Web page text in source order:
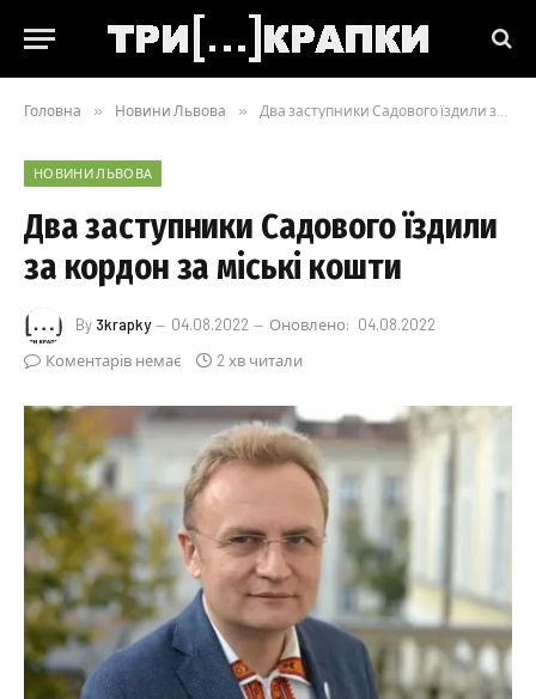
Головна » Новини Львова » Два заступники Садового їздили за кордон за міські кошти
НОВИНИ ЛЬВОВА
Два заступники Садового їздили
за кордон за міські кошти
By 3krapky 04.08.2022 Оновлено: 04.08.2022
Коментарів немає
2 хв читали